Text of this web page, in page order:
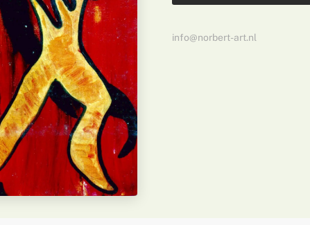
info@norbert-art.nl